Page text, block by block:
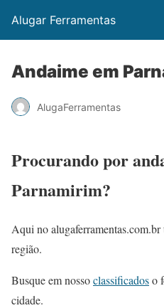
Alugar Ferramentas
Andaime em
AlugaFerramentas
Procurando por
Parnamirim?
Aqui no
região.
Busque em nossoclassificadoso
cidade.